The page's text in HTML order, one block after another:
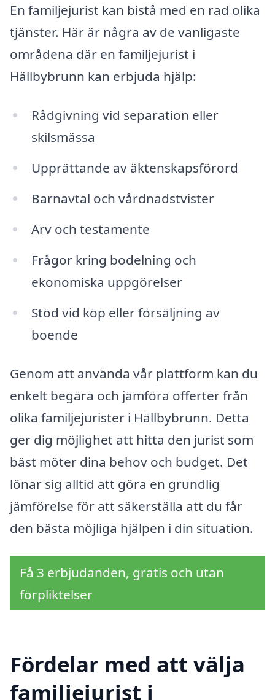
En familjejurist kan bistå med en rad olika
tjänster. Här är några av de vanligaste
områdena där en familjejurist i
Hällbybrunn kan erbjuda hjälp:
Rådgivning vid separation eller
skilsmässa
Upprättande av äktenskapsförord
Barnavtal och vårdnadstvister
Arv och testamente
Frågor kring bodelning och
ekonomiska uppgörelser
Stöd vid köp eller försäljning av
boende
Genom att använda vår plattform kan du
enkelt begära och jämföra offerter från
olika familjejurister i Hällbybrunn. Detta
ger dig möjlighet att hitta den jurist som
bäst möter dina behov och budget. Det
lönar sig alltid att göra en grundlig
jämförelse för att säkerställa att du får
den bästa möjliga hjälpen i din situation.
Få 3 erbjudanden, gratis och utan
förpliktelser
Fördelar med att välja
familjejurist i